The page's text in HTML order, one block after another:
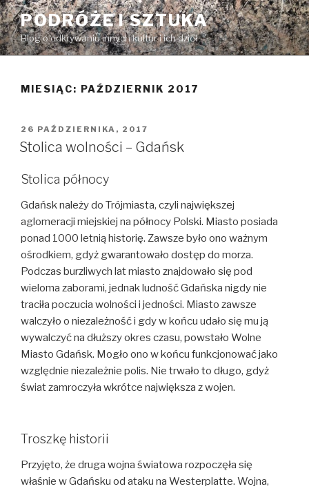
Przeskocz
do
treści
PODRÓŻE I SZTUKA
Blog o odkrywaniu innych kultur i ich dzieł
MIESIĄC: PAŹDZIERNIK 2017
OPUBLIKOWANE
W
26 PAŹDZIERNIKA, 2017
Stolica wolności – Gdańsk
Stolica północy
Gdańsk należy do Trójmiasta, czyli największej
aglomeracji miejskiej na północy Polski. Miasto posiada
ponad 1000 letnią historię. Zawsze było ono ważnym
ośrodkiem, gdyż gwarantowało dostęp do morza.
Podczas burzliwych lat miasto znajdowało się pod
wieloma zaborami, jednak ludność Gdańska nigdy nie
traciła poczucia wolności i jedności. Miasto zawsze
walczyło o niezależność i gdy w końcu udało się mu ją
wywalczyć na dłuższy okres czasu, powstało Wolne
Miasto Gdańsk. Mogło ono w końcu funkcjonować jako
względnie niezależnie polis. Nie trwało to długo, gdyż
świat zamroczyła wkrótce największa z wojen.
Troszkę historii
Przyjęto, że druga wojna światowa rozpoczęła się
właśnie w Gdańsku od ataku na Westerplatte. Wojna,